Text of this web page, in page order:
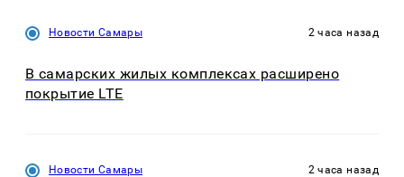
Новости Самары 2 часа назад
В самарских жилых комплексах расширено
покрытие LTE
Новости Самары 2 часа назад